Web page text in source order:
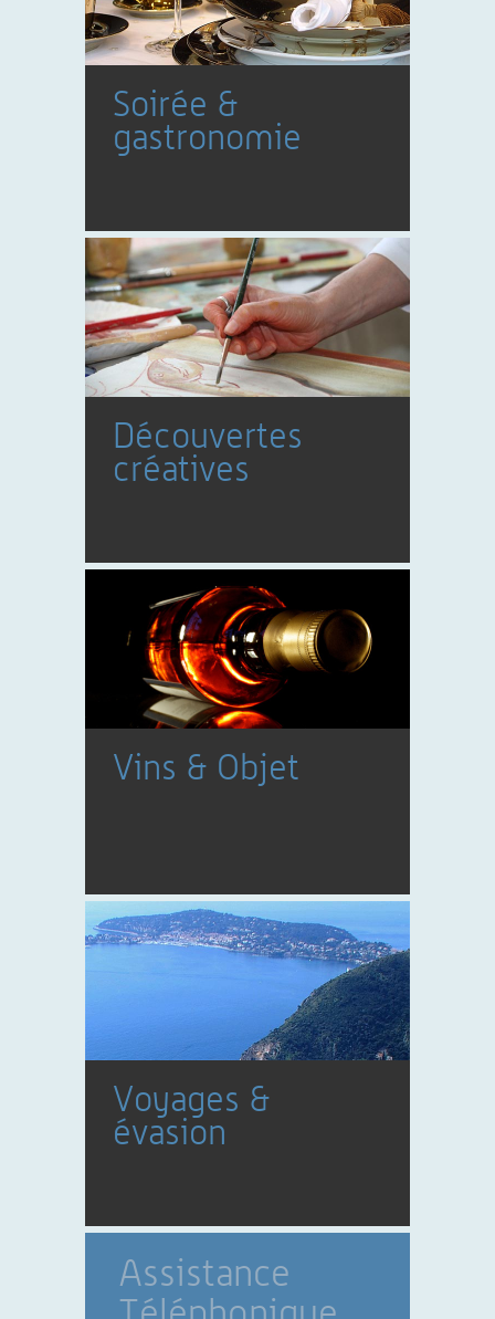
Soirée &
gastronomie
Découvertes
créatives
Vins & Objet
Voyages &
évasion
Assistance